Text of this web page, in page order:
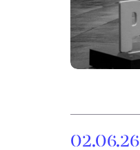
02.06.26